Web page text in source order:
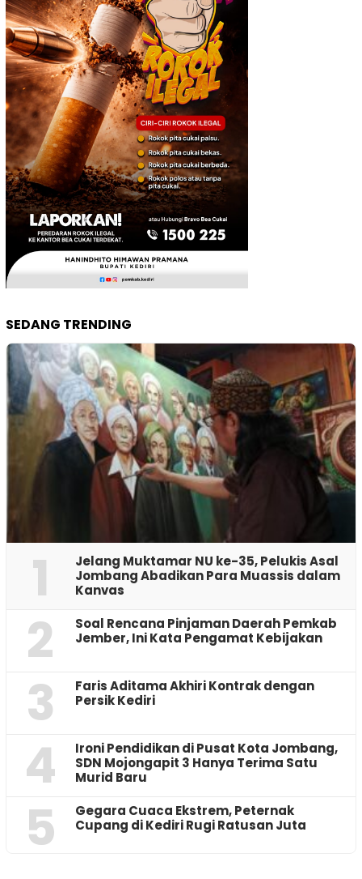
SEDANG TRENDING
1
Jelang Muktamar NU ke-35, Pelukis Asal
Jombang Abadikan Para Muassis dalam
Kanvas
2
‎Soal Rencana Pinjaman Daerah Pemkab
Jember, Ini Kata Pengamat Kebijakan ‎
3
Faris Aditama Akhiri Kontrak dengan
Persik Kediri
4
Ironi Pendidikan di Pusat Kota Jombang,
SDN Mojongapit 3 Hanya Terima Satu
Murid Baru
5
‎Gegara Cuaca Ekstrem, Peternak
Cupang di Kediri Rugi Ratusan Juta